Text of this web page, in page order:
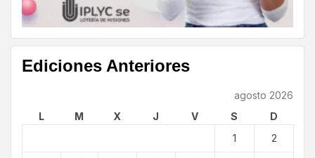
Ediciones Anteriores
agosto 2026
L
M X J V S
D
1
2